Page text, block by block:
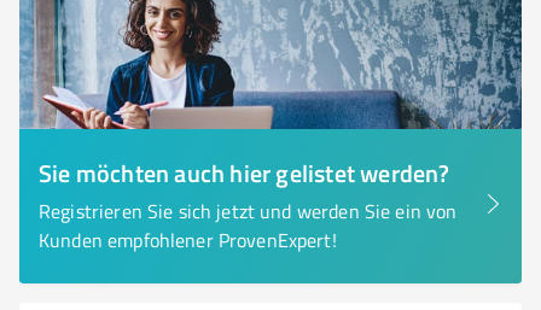
Sie möchten auch hier gelistet werden?
Registrieren Sie sich jetzt und werden Sie ein von
Kunden empfohlener ProvenExpert!